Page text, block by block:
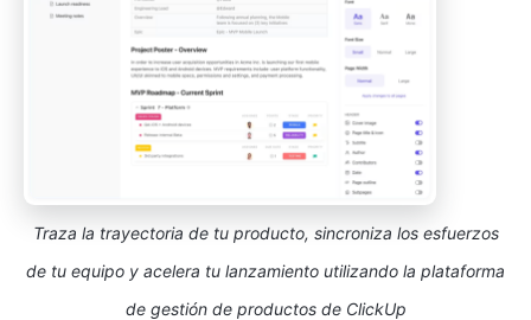
Traza la trayectoria de tu producto, sincroniza los esfuerzos
de tu equipo y acelera tu lanzamiento utilizando la plataforma
de gestión de productos de ClickUp